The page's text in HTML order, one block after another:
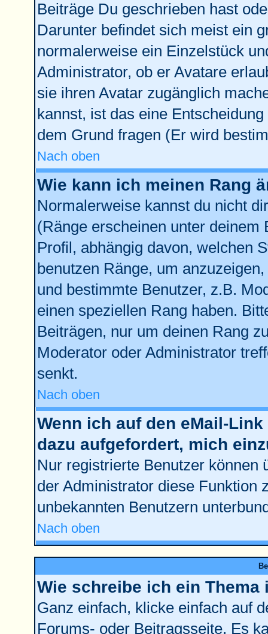
Beiträge Du geschrieben hast
Darunter befindet sich meist ein
normalerweise ein Einzelstück
Administrator, ob er Avatare
sie ihren Avatar zugänglich
kannst, ist das eine
dem Grund fragen (Er wird
Nach oben
Wie kann ich meinen Rang
Normalerweise kannst du nicht
(Ränge erscheinen unter deinem
Profil, abhängig davon, welchen
benutzen Ränge, um
und bestimmte Benutzer, z.B.
einen speziellen Rang haben.
Beiträgen, nur um deinen Rang
Moderator oder Administrator
senkt.
Nach oben
Wenn ich auf den eMail-
dazu aufgefordert, mich
Nur registrierte Benutzer können
der Administrator diese Funktion
unbekannten Benutzern
Nach oben
Wie schreibe ich ein Thema
Ganz einfach, klicke einfach auf
Forums- oder Beitragsseite. Es